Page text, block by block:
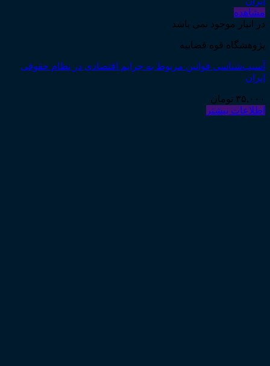
مشاهده
در انبار موجود نمی باشد
پژوهشگاه قوه قضاییه
آسیب‌شناسی قوانین مربوط به جرایم اقتصادی در نظام حقوقی
ایران
۳۵,۰۰۰ تومان
اطلاعات بیشتر